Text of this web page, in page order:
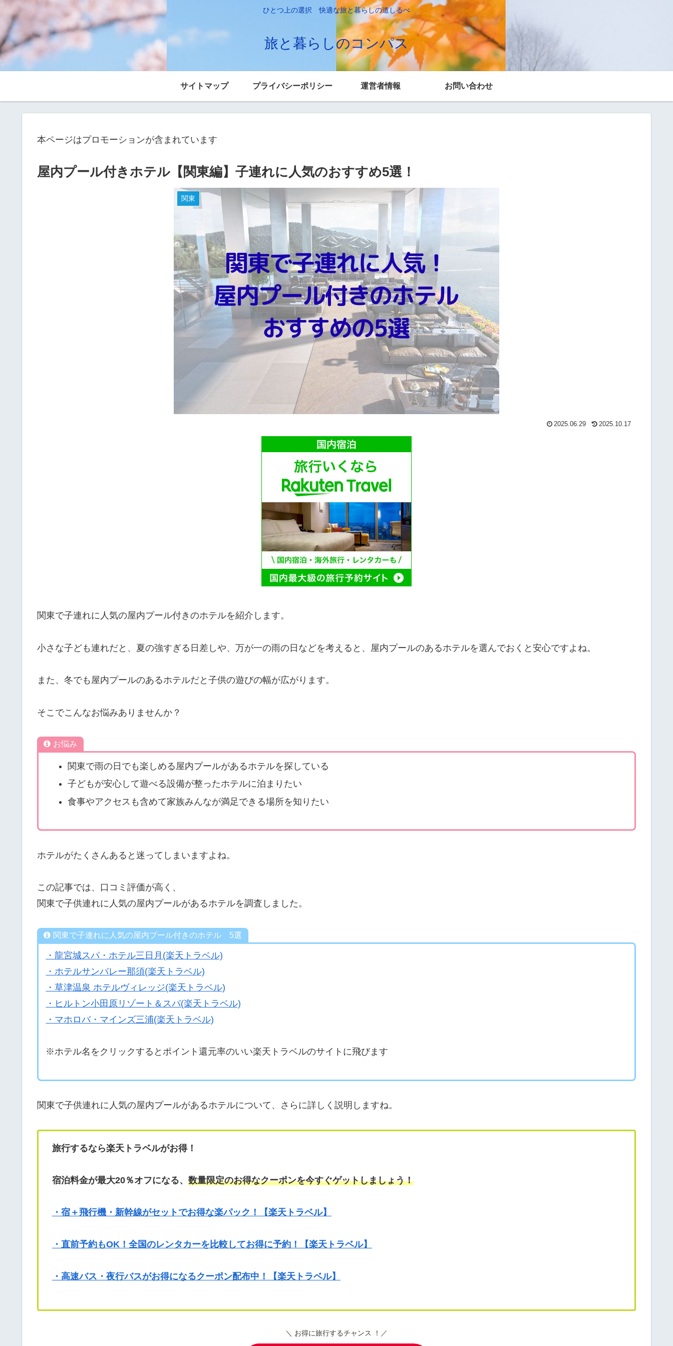
ひとつ上の選択 快適な旅と暮らしの道しるべ
旅と暮らしのコンパス
サイトマップ プライバシーポリシー 運営者情報 お問い合わせ
本ページはプロモーションが含まれています
屋内プール付きホテル【関東編】子連れに人気のおすすめ5選！
関東
2025.06.29 2025.10.17
関東で子連れに人気の屋内プール付きのホテルを紹介します。
小さな子ども連れだと、夏の強すぎる日差しや、万が一の雨の日などを考えると、屋内プールのあるホテルを選んでおくと安心ですよね。
また、冬でも屋内プールのあるホテルだと子供の遊びの幅が広がります。
そこでこんなお悩みありませんか？
お悩み
関東で雨の日でも楽しめる屋内プールがあるホテルを探している
子どもが安心して遊べる設備が整ったホテルに泊まりたい
食事やアクセスも含めて家族みんなが満足できる場所を知りたい
ホテルがたくさんあると迷ってしまいますよね。
この記事では、口コミ評価が高く、
関東で子供連れに人気の屋内プールがあるホテルを調査しました。
関東で子連れに人気の屋内プール付きのホテル 5選
・龍宮城スパ・ホテル三日月(楽天トラベル)
・ホテルサンバレー那須(楽天トラベル)
・草津温泉 ホテルヴィレッジ(楽天トラベル)
・ヒルトン小田原リゾート＆スパ(楽天トラベル)
・マホロバ・マインズ三浦(楽天トラベル)
※ホテル名をクリックするとポイント還元率のいい楽天トラベルのサイトに飛びます
関東で子供連れに人気の屋内プールがあるホテルについて、さらに詳しく説明しますね。
旅行するなら楽天トラベルがお得！
宿泊料金が最大20％オフになる、 数量限定のお得なクーポンを今すぐゲットしましょう！
・宿＋飛行機・新幹線がセットでお得な楽パック！【楽天トラベル】
・直前予約もOK！全国のレンタカーを比較してお得に予約！【楽天トラベル】
・高速バス・夜行バスがお得になるクーポン配布中！【楽天トラベル】
＼ お得に旅行するチャンス ！／